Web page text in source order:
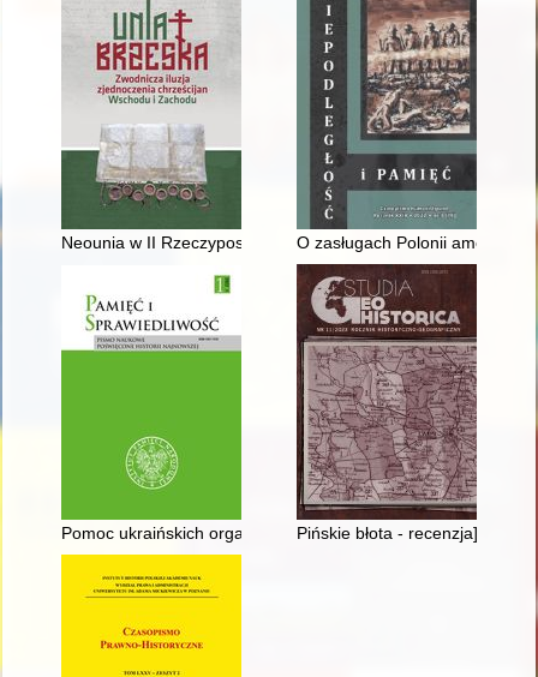
Neounia w II Rzeczypospolitej PolskiejO zasługach Polonii
Pomoc ukraińskich organizacji społecznych dla jeńców i
Pińskie błota - recenzja]